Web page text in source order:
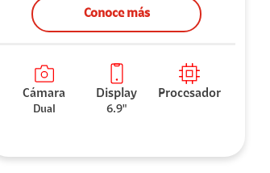
Conoce más
Cámara
Dual
Display
6.9"
Procesador